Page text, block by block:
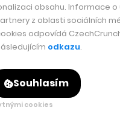
obsahu. Informace o
z oblasti sociálních
odpovídá
odkazu.
Souhlasím
cookies